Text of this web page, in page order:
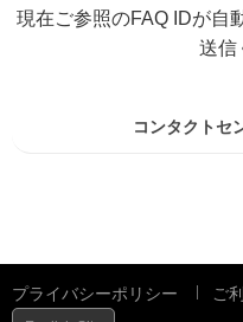
現在ご参照のFAQ IDが自
送信
コンタクトセ
プライバシーポリシー ご